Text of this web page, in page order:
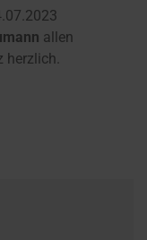
allen
herzlich.